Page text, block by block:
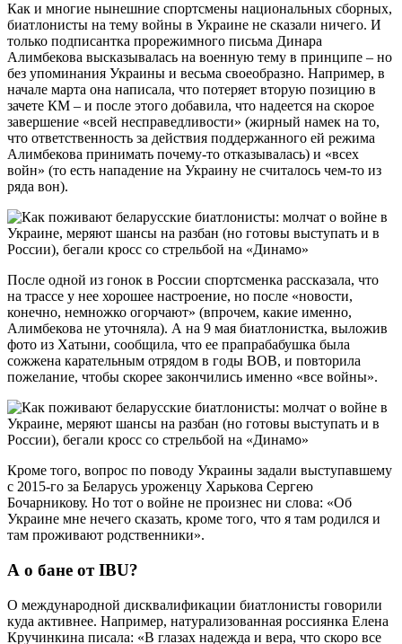
Как и многие нынешние спортсмены национальных сборных,
биатлонисты на тему войны в Украине не сказали ничего. И
только подписантка прорежимного письма Динара
Алимбекова высказывалась на военную тему в принципе – но
без упоминания Украины и весьма своеобразно. Например, в
начале марта она написала, что потеряет вторую позицию в
зачете КМ – и после этого добавила, что надеется на скорое
завершение «всей несправедливости» (жирный намек на то,
что ответственность за действия поддержанного ей режима
Алимбекова принимать почему-то отказывалась) и «всех
войн» (то есть нападение на Украину не считалось чем-то из
ряда вон).
После одной из гонок в России спортсменка рассказала, что
на трассе у нее хорошее настроение, но после «новости,
конечно, немножко огорчают» (впрочем, какие именно,
Алимбекова не уточняла). А на 9 мая биатлонистка, выложив
фото из Хатыни, сообщила, что ее прапрабабушка была
сожжена карательным отрядом в годы ВОВ, и повторила
пожелание, чтобы скорее закончились именно «все войны».
Кроме того, вопрос по поводу Украины задали выступавшему
с 2015-го за Беларусь уроженцу Харькова Сергею
Бочарникову. Но тот о войне не произнес ни слова: «Об
Украине мне нечего сказать, кроме того, что я там родился и
там проживают родственники».
А о бане от IBU?
О международной дисквалификации биатлонисты говорили
куда активнее. Например, натурализованная россиянка Елена
Кручинкина писала: «В глазах надежда и вера, что скоро все